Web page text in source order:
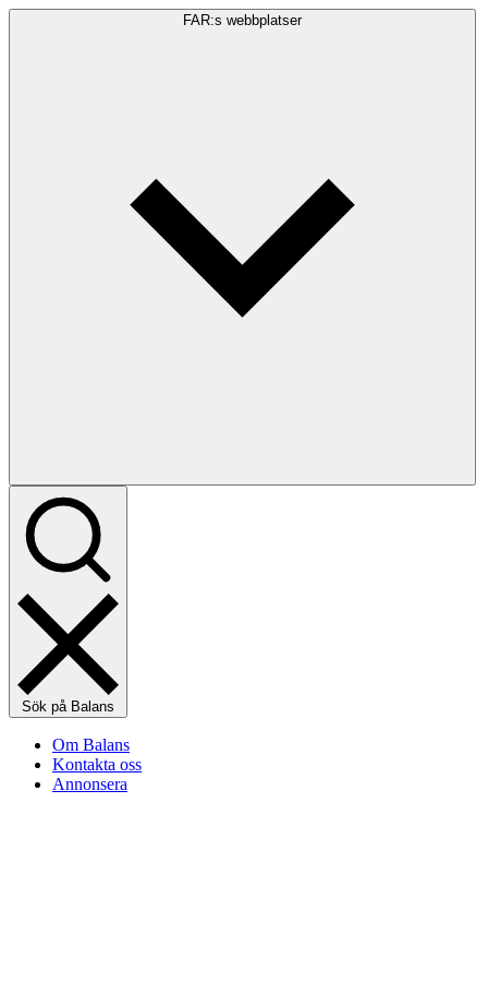
FAR:s webbplatser
Sök på Balans
Om Balans
Kontakta oss
Annonsera